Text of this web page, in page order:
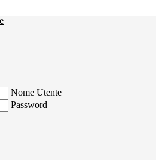
Nome Utente
Password